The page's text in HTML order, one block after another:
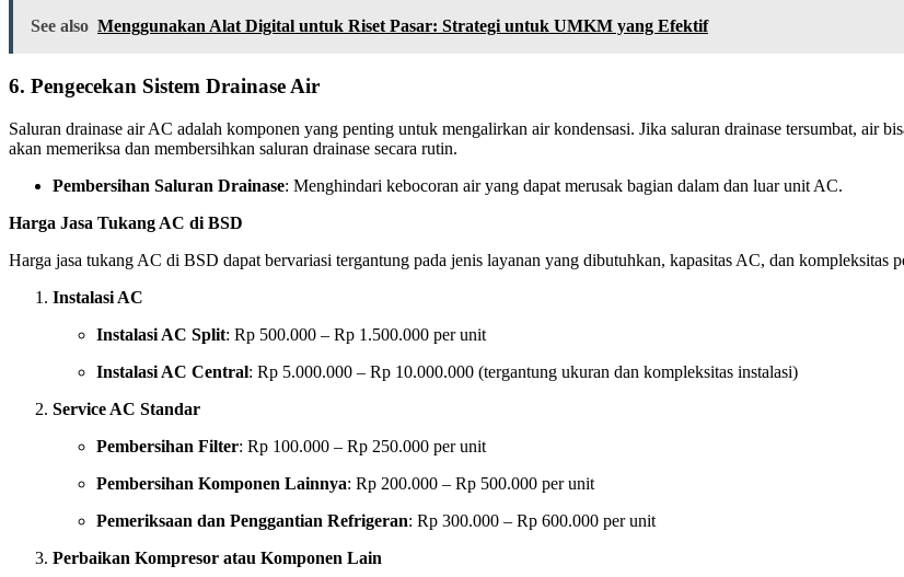
See also Menggunakan Alat Digital untuk Riset Pasar: Strategi untuk UMKM yang Efektif
6. Pengecekan Sistem Drainase Air
Saluran drainase air AC adalah komponen yang penting untuk mengalirkan air kondensasi. Jika saluran drainase tersumbat, air
akan memeriksa dan membersihkan saluran drainase secara rutin.
Pembersihan Saluran Drainase: Menghindari kebocoran air yang dapat merusak bagian dalam dan luar unit AC.
Harga Jasa Tukang AC di BSD
Harga jasa tukang AC di BSD dapat bervariasi tergantung pada jenis layanan yang dibutuhkan, kapasitas AC, dan
Instalasi AC
Instalasi AC Split: Rp 500.000 – Rp 1.500.000 per unit
Instalasi AC Central: Rp 5.000.000 – Rp 10.000.000 (tergantung ukuran dan kompleksitas instalasi)
Service AC Standar
Pembersihan Filter: Rp 100.000 – Rp 250.000 per unit
Pembersihan Komponen Lainnya: Rp 200.000 – Rp 500.000 per unit
Pemeriksaan dan Penggantian Refrigeran: Rp 300.000 – Rp 600.000 per unit
Perbaikan Kompresor atau Komponen Lain